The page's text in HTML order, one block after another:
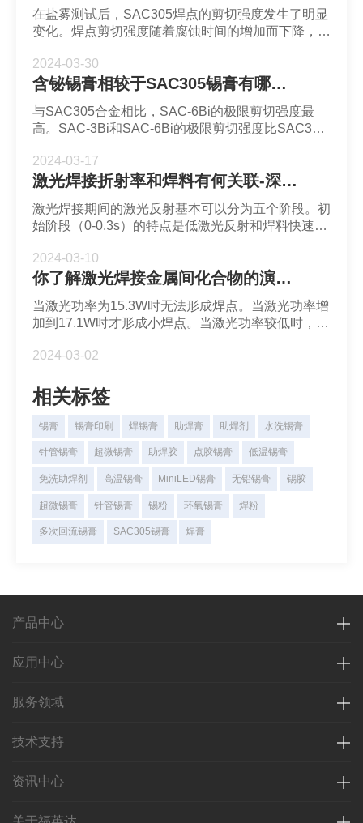
在盐雾测试后，SAC305焊点的剪切强度发生了明显
变化。焊点剪切强度随着腐蚀时间的增加而下降，并
2024-03-30
含铋锡膏相较于SAC305锡膏有哪些优势-深圳福英达
与SAC305合金相比，SAC-6Bi的极限剪切强度最
高。SAC-3Bi和SAC-6Bi的极限剪切强度比SAC305
Ag和Bi的存在产生了固溶硬化和沉淀硬化作用。
2024-03-17
激光焊接折射率和焊料有何关联-深圳福英达
激光焊接期间的激光反射基本可以分为五个阶段。初
始阶段（0-0.3s）的特点是低激光反射和焊料快速升
28%，焊料吸收大量热量，温度迅速从200℃升至
249℃。第二阶段（0.3-0.4s）是激光反射的快速上
2024-03-10
你了解激光焊接金属间化合物的演变吗-深圳福英达
当激光功率为15.3W时无法形成焊点。当激光功率增
加到17.1W时才形成小焊点。当激光功率较低时，热
能量阈值。因此，焊料球需要很长时间才能克服表面
2024-03-02
相关标签
锡膏 锡膏印刷 焊锡膏 助焊膏 助焊剂 水洗锡膏
针管锡膏 超微锡膏 助焊胶 点胶锡膏 低温锡膏
免洗助焊剂 高温锡膏 MiniLED锡膏 无铅锡膏 锡胶
超微锡膏 针管锡膏 锡粉 环氧锡膏 焊粉
多次回流锡膏 SAC305锡膏 焊膏
产品中心
应用中心
服务领域
技术支持
资讯中心